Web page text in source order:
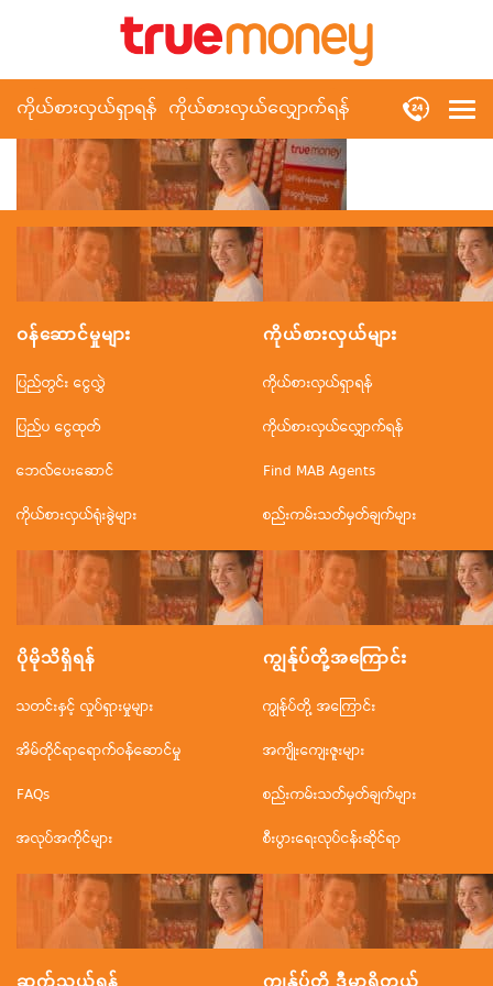
ကိုယ်စားလှယ်ရှာရန် ကိုယ်စားလှယ်လျှောက်ရန်
ဝန်ဆောင်မှုများ
ပြည်တွင်း ငွေလွှဲ
ပြည်ပ ငွေထုတ်
ဘေလ်ပေးဆောင်
ကိုယ်စားလှယ်ရုံးခွဲများ
ကိုယ်စားလှယ်များ
ကိုယ်စားလှယ်ရှာရန်
ကိုယ်စားလှယ်လျှောက်ရန်
Find MAB Agents
စည်းကမ်းသတ်မှတ်ချက်များ
ပိုမိုသိရှိရန်
သတင်းနှင့် လှုပ်ရှားမှုများ
အိမ်တိုင်ရာရောက်ဝန်ဆောင်မှု
FAQs
အလုပ်အကိုင်များ
ကျွန်ုပ်တို့အ‌ကြောင်း
ကျွန်ုပ်တို့ အကြောင်း
အကျိုးကျေးဇူးများ
စည်းကမ်းသတ်မှတ်ချက်များ
စီးပွားရေးလုပ်ငန်းဆိုင်ရာ
ဆက်သွယ်ရန် ကျွန်ုပ်တို့ ဒီမှာရှိတယ်